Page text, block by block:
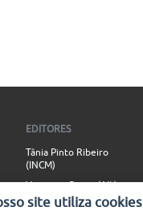
EDITORES
Tânia Pinto Ribeiro
(INCM)
Vincenzo Russo (AIL)
Simão Valente (AIL)
site utiliza cookies